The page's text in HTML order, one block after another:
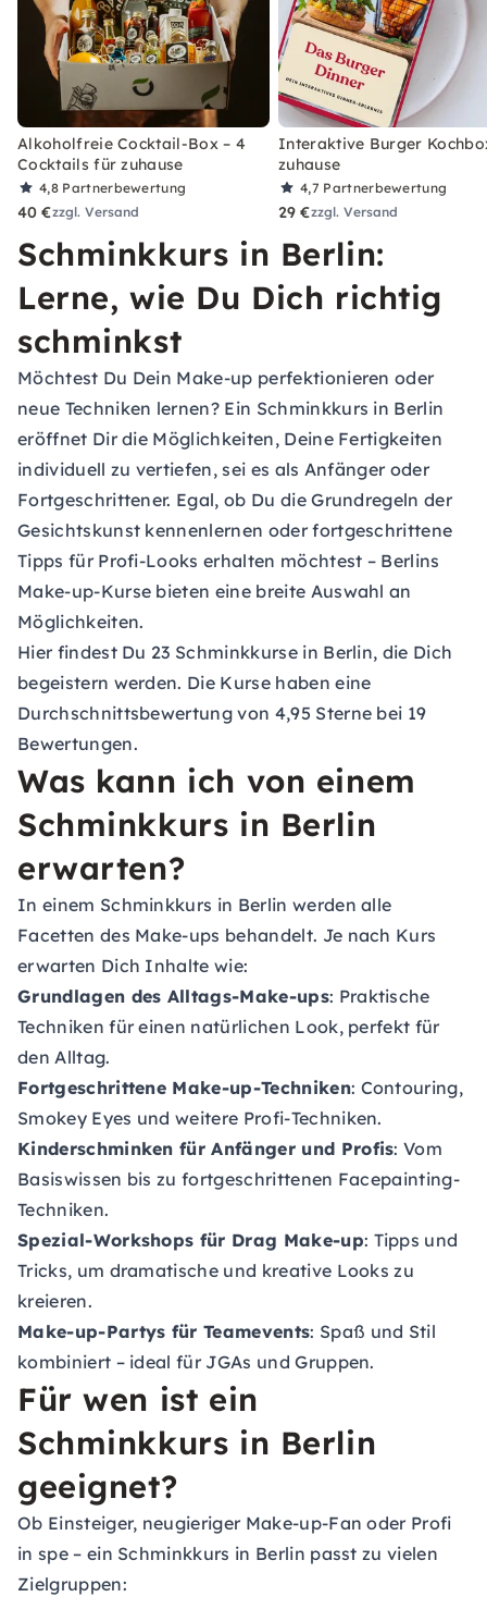
Alkoholfreie Cocktail-Box – 4
Cocktails für zuhause
4,8 Partnerbewertung
40 €zzgl. Versand
Interaktive Burger
zuhause
4,7 Partnerbewertung
29 €zzgl. Versand
Schminkkurs in Berlin:
Lerne, wie Du Dich richtig
schminkst
Möchtest Du Dein Make-up perfektionieren oder
neue Techniken lernen? Ein Schminkkurs in Berlin
eröffnet Dir die Möglichkeiten, Deine Fertigkeiten
individuell zu vertiefen, sei es als Anfänger oder
Fortgeschrittener. Egal, ob Du die Grundregeln der
Gesichtskunst kennenlernen oder fortgeschrittene
Tipps für Profi-Looks erhalten möchtest – Berlins
Make-up-Kurse bieten eine breite Auswahl an
Möglichkeiten.
Hier findest Du 23 Schminkkurse in Berlin, die Dich
begeistern werden. Die Kurse haben eine
Durchschnittsbewertung von 4,95 Sterne bei 19
Bewertungen.
Was kann ich von einem
Schminkkurs in Berlin
erwarten?
In einem Schminkkurs in Berlin werden alle
Facetten des Make-ups behandelt. Je nach Kurs
erwarten Dich Inhalte wie:
Grundlagen des Alltags-Make-ups: Praktische
Techniken für einen natürlichen Look, perfekt für
den Alltag.
Fortgeschrittene Make-up-Techniken: Contouring,
Smokey Eyes und weitere Profi-Techniken.
Kinderschminken für Anfänger und Profis: Vom
Basiswissen bis zu fortgeschrittenen Facepainting-
Techniken.
Spezial-Workshops für Drag Make-up: Tipps und
Tricks, um dramatische und kreative Looks zu
kreieren.
Make-up-Partys für Teamevents: Spaß und Stil
kombiniert – ideal für JGAs und Gruppen.
Für wen ist ein
Schminkkurs in Berlin
geeignet?
Ob Einsteiger, neugieriger Make-up-Fan oder Profi
in spe – ein Schminkkurs in Berlin passt zu vielen
Zielgruppen: